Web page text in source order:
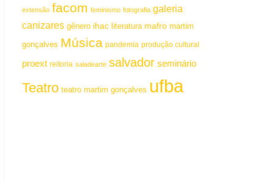
extensão facom feminismo fotografia galeria
canizares gênero ihac literatura mafro martim
gonçalves Música pandemia produção cultural
proext reitoria saladearte salvador seminário
Teatro teatro martim gonçalves ufba